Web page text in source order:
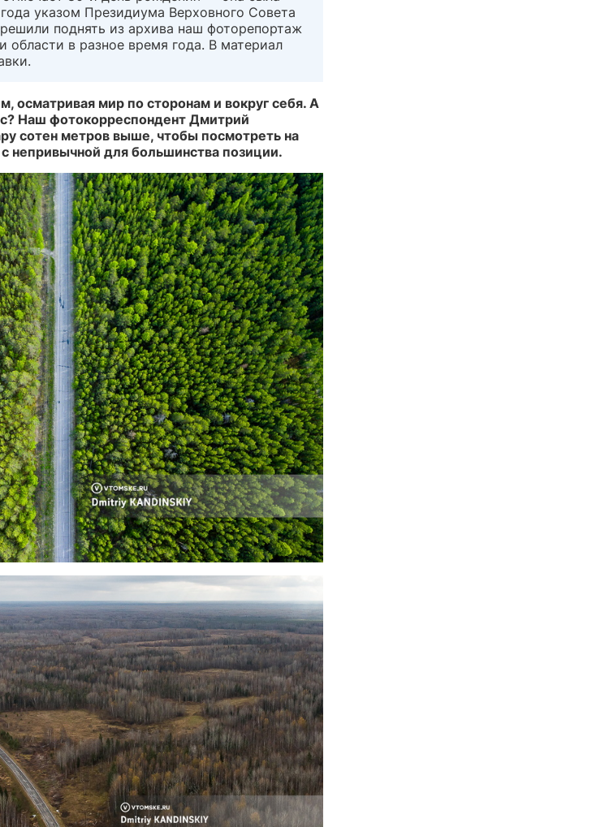
указом Президиума Верховного Совета
поднять из архива наш фоторепортаж
области в разное время года. В материал
осматривая мир по сторонам и вокруг себя. А
Наш фотокорреспондент Дмитрий
сотен метров выше, чтобы посмотреть на
непривычной для большинства позиции.